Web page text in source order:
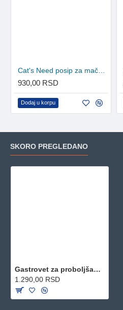
Cat's Need posip za mačke Tofu - Breskva 7l
930,00 RSD
Dodaj u korpu
SKORO PREGLEDANO
Gastrovet za proboljšanje funkcije želudca - blister 10 tableta
1.290,00 RSD